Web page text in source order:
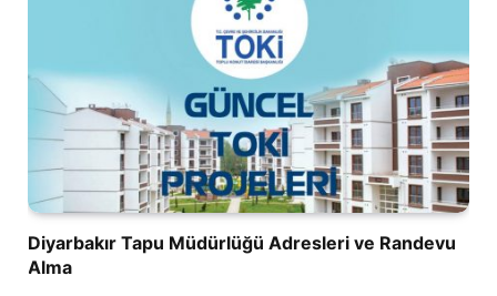
Diyarbakır Tapu Müdürlüğü Adresleri ve Randevu
Alma